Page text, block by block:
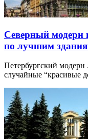
Северный модерн
по лучшим
Петербургский модерн
случайные “красивые